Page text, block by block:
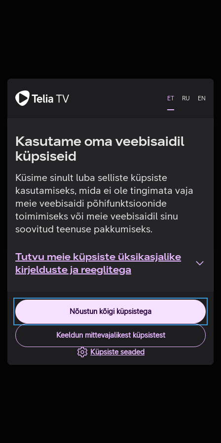
ET RU EN
Kasutame oma veebisaidil
küpsiseid
Küsime sinult luba selliste küpsiste
kasutamiseks, mida ei ole tingimata vaja
meie veebisaidi põhifunktsioonide
toimimiseks või meie veebisaidil sinu
soovitud teenuse pakkumiseks.
Tutvu meie küpsiste üksikasjalike
kirjelduste ja reeglitega
Nõustun kõigi küpsistega
Keeldun mittevajalikest küpsistest
Küpsiste seaded
Tehniline viga